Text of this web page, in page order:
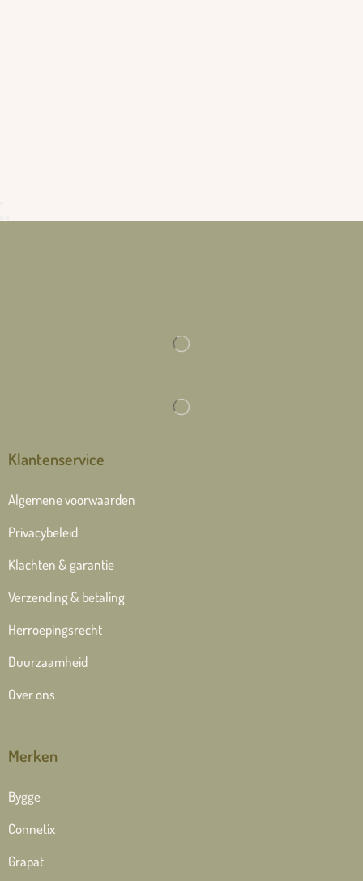
Klantenservice
Algemene voorwaarden
Privacybeleid
Klachten & garantie
Verzending & betaling
Herroepingsrecht
Duurzaamheid
Over ons
Merken
Bygge
Connetix
Grapat